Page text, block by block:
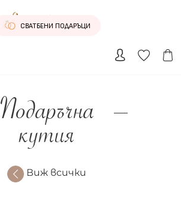
СВАТБЕНИ ПОДАРЪЦИ
Подаръчна
кутия
Виж всички